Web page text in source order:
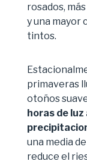
rosados,
y una mayor
tintos.
primaveras
otoños
horas de luz
una media
reduce el